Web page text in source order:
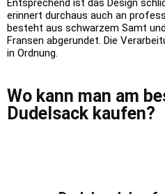
Entsprechend ist das Design
erinnert durchaus auch an
besteht aus schwarzem Samt
Fransen abgerundet. Die
in Ordnung.
Wo kann man am
Dudelsack kaufen?